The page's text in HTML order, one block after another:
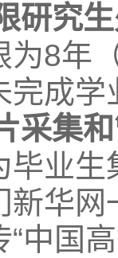
研究
为8年
完成
采集
毕业
新华网
“中国